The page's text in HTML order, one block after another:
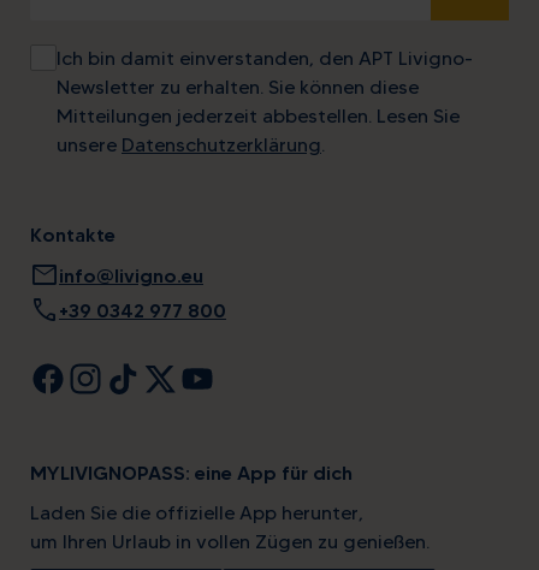
Ich bin damit einverstanden, den APT Livigno-
Newsletter zu erhalten. Sie können diese
Mitteilungen jederzeit abbestellen. Lesen Sie
unsere Datenschutzerklärung.
Kontakte
mailinfo@livigno.eu
call +39 0342 977 800
MYLIVIGNOPASS: eine App für dich
Laden Sie die offizielle App herunter,
um Ihren Urlaub in vollen Zügen zu genießen.